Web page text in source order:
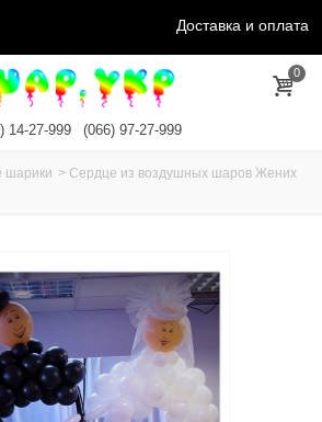
Доставка и оплата
0
14-27-999 (066) 97-27-999
шарики > Сердце из воздушных шаров Жених